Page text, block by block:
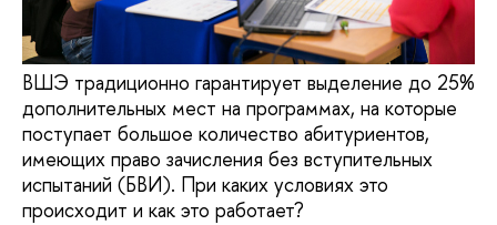
ВШЭ традиционно гарантирует выделение до 25%
дополнительных мест на программах, на которые
поступает большое количество абитуриентов,
имеющих право зачисления без вступительных
испытаний (БВИ). При каких условиях это
происходит и как это работает?